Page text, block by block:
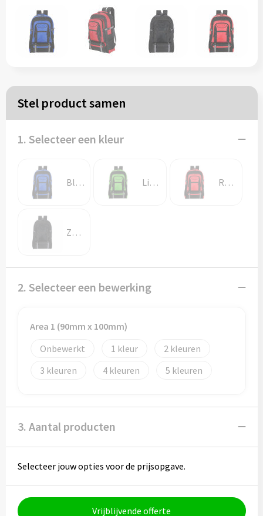
Papieren tassen
Reistassen
Rugzakken
Schoudertassen
Koeltassen
Balpennen
Potloden
Geschenksets
Merken
Mappen
Stel product samen
1. Selecteer een kleur
Blauw Lichtgroen Rood
Zwart
2. Selecteer een bewerking
Area 1 (90mm x 100mm)
Onbewerkt
1
2
3
4 5
3. Aantal producten
Selecteer jouw opties voor de prijsopgave.
Vrijblijvende offerte